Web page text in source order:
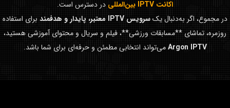
اکانت IPTV بین‌المللی
در دسترس است.
در مجموع، اگر به‌دنبال یکسرویس IPTV معتبر، پایدار و هدفمند
برای استفاده
روزمره، تماشای **مسابقات ورزشی**، فیلم و سریال و محتوای آموزشی هستید،
Argon IPTVمی‌تواند انتخابی مطمئن و حرفه‌ای برای شما باشد.